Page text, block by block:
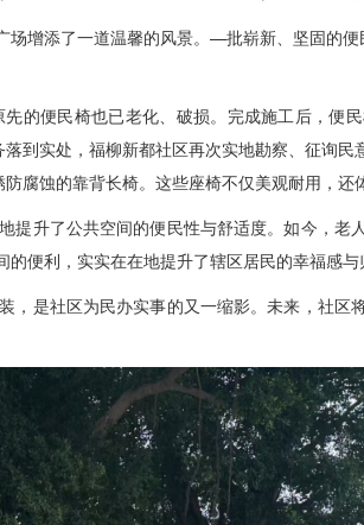
增添了一道温馨的风景。—批崭新、坚固的便
的便民椅也已老化、破损。完成施工后，便
到实处，福柳新都社区再次实地勘察、征询
蚀的靠背长椅。这些座椅不仅美观耐用，还
升了公共空间的便民性与舒适度。如今，老
便利，实实在在地提升了辖区居民的幸福感与
是社区为民办实事的又一缩影。未来，社